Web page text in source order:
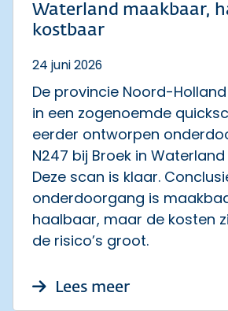
Waterland maakbaar,
kostbaar
24 juni 2026
De provincie Noord-
in een zogenoemde
eerder ontworpen
N247 bij Broek in
Deze scan is klaar.
onderdoorgang is
haalbaar, maar de kosten
de risico’s groot.
Lees meerover